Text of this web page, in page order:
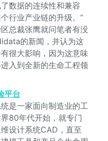
数据的连续性和兼容
行业产业链的升级。”
总裁张鹰就问笔者有没
的新闻，并认为这
很大影响，因为这意味
入到全新的生命工程领
平台
是一家面向制造业的工
80年代开始，就专门
设计系统CAD，直至